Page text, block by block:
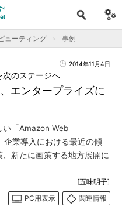
ューティング 事例
2014年11月4日
エンタープライズに
次のステージへ
い「Amazon Web
企業導入における最近の傾
新たに画策する地方展開に
[五味明子]
PC用表示
関連情報